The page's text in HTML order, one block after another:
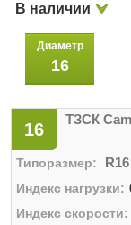
В наличии
Диаметр
16
16
ТЗСК